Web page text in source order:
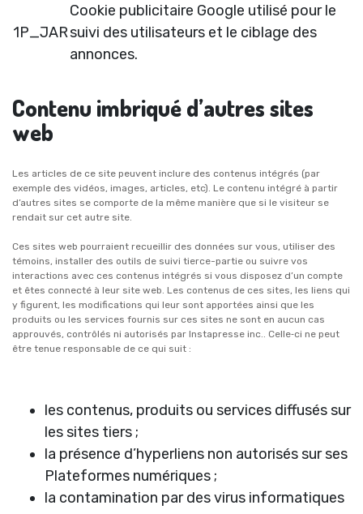
1P_JAR
Cookie publicitaire Google utilisé pour le
suivi des utilisateurs et le ciblage des
annonces.
Contenu imbriqué d’autres sites
web
Les articles de ce site peuvent inclure des contenus intégrés (par
exemple des vidéos, images, articles, etc). Le contenu intégré à partir
d’autres sites se comporte de la même manière que si le visiteur se
rendait sur cet autre site.
Ces sites web pourraient recueillir des données sur vous, utiliser des
témoins, installer des outils de suivi tierce-partie ou suivre vos
interactions avec ces contenus intégrés si vous disposez d’un compte
et êtes connecté à leur site web. Les contenus de ces sites, les liens qui
y figurent, les modifications qui leur sont apportées ainsi que les
produits ou les services fournis sur ces sites ne sont en aucun cas
approuvés, contrôlés ni autorisés par Instapresse inc.. Celle‑ci ne peut
être tenue responsable de ce qui suit :
les contenus, produits ou services diffusés sur
les sites tiers ;
la présence d’hyperliens non autorisés sur ses
Plateformes numériques ;
la contamination par des virus informatiques